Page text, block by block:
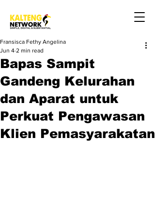
Bapas Sampit
Gandeng Kelurahan
dan Aparat untuk
Perkuat Pengawasan
Klien Pemasyarakatan
Fransisca Fethy Angelina
Jun 4 2 min read